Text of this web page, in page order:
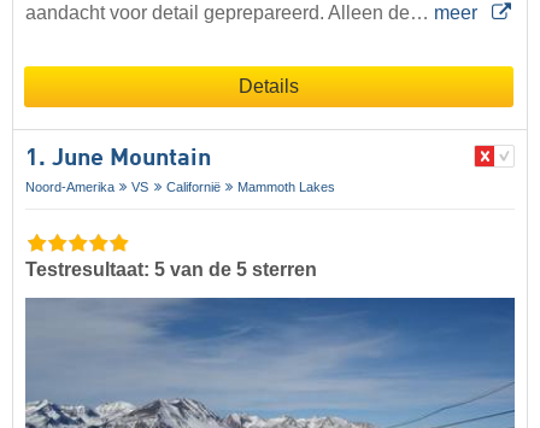
aandacht voor detail geprepareerd. Alleen de… meer
Details
1. June Mountain
Noord-Amerika VS Californië Mammoth Lakes
Testresultaat: 5 van de 5 sterren